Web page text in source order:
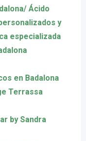
Ácido
y
especializada
en Badalona
Terrassa
by Sandra